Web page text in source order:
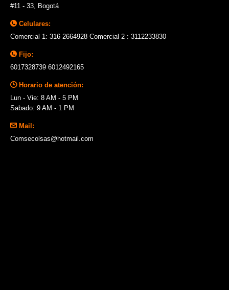
#11 - 33, Bogotá
Celulares:
Comercial 1: 316 2664928 Comercial 2 : 3112233830
Fijo:
6017328739 6012492165
Horario de atención:
Lun - Vie: 8 AM - 5 PM
Sabado: 9 AM - 1 PM
Mail:
Comsecolsas@hotmail.com